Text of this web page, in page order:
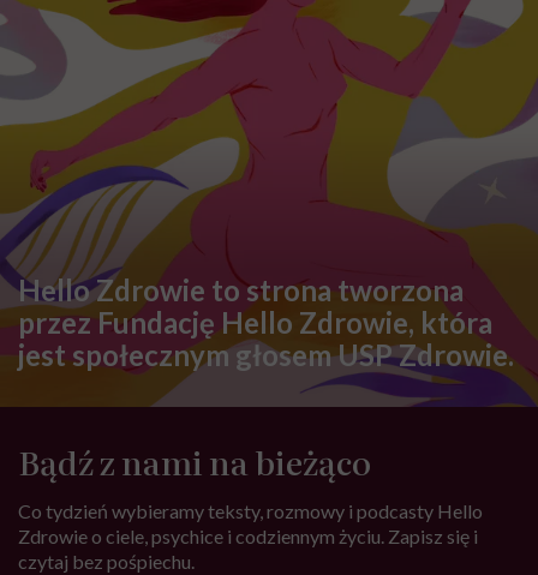
Hello Zdrowie to strona tworzona
przez Fundację Hello Zdrowie, która
jest społecznym głosem USP Zdrowie.
Bądź z nami na bieżąco
Co tydzień wybieramy teksty, rozmowy i podcasty Hello
Zdrowie o ciele, psychice i codziennym życiu. Zapisz się i
czytaj bez pośpiechu.